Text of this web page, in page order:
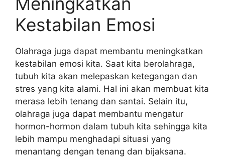
Kestabilan Emosi
Olahraga juga dapat membantu meningkatkan
kestabilan emosi kita. Saat kita berolahraga,
tubuh kita akan melepaskan ketegangan dan
stres yang kita alami. Hal ini akan membuat kita
merasa lebih tenang dan santai. Selain itu,
olahraga juga dapat membantu mengatur
hormon-hormon dalam tubuh kita sehingga kita
lebih mampu menghadapi situasi yang
menantang dengan tenang dan bijaksana.